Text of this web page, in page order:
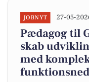
JOBNYT 27-05-
Pædagog til
skab
med